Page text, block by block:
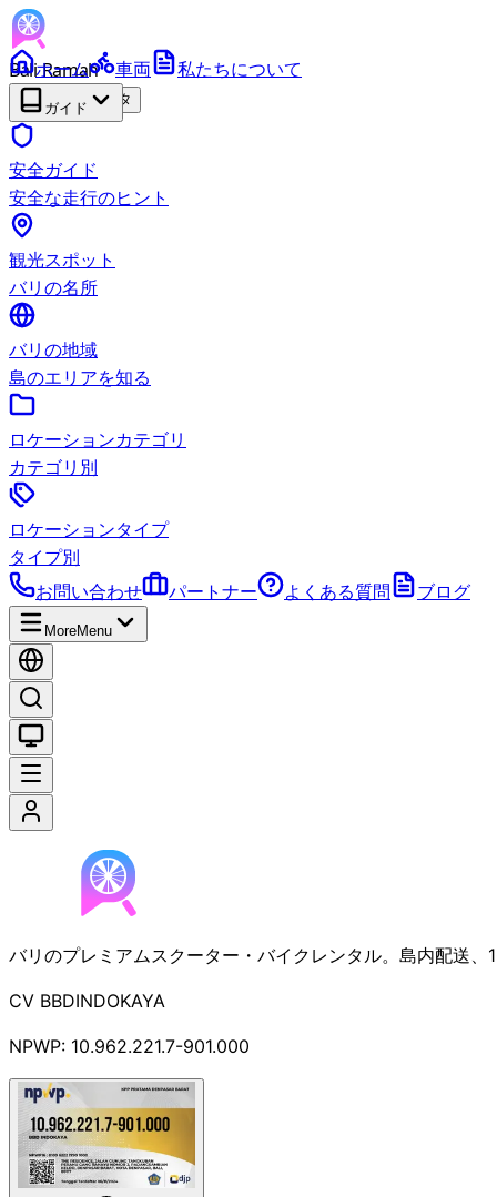
Bali Ramah
RENTAL ベータ
ホーム 車両 私たちについて
ガイド
安全ガイド
安全な走行のヒント
観光スポット
バリの名所
バリの地域
島のエリアを知る
ロケーションカテゴリ
カテゴリ別
ロケーションタイプ
タイプ別
お問い合わせ
パートナー よくある質問 ブログ
MoreMenu
バリのプレミアムスクーター・バイクレンタル。島内配送
CV BBDINDOKAYA
NPWP: 10.962.221.7-901.000